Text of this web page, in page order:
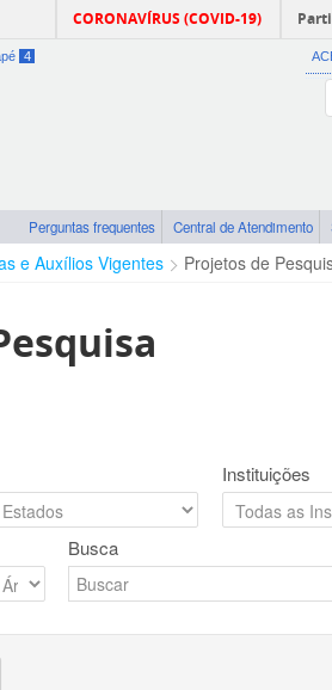
CORONAVÍRUS (COVID-19)
4
Perguntas frequentes Central de Atendimento
e Auxílios Vigentes Projetos de
Instituições
Busca